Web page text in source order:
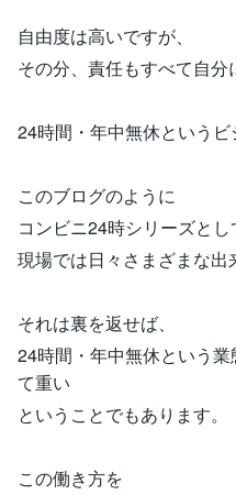
自由度は高いですが、
その分、責任もすべて自分
24時間・年中無休というビ
このブログのように
コンビニ24時シリーズとし
現場では日々さまざまな出
それは裏を返せば、
24時間・年中無休という
て重い
ということでもあります。
この働き方を